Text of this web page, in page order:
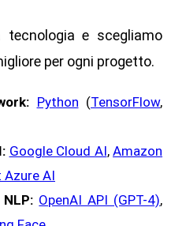
e scegliamo
per ogni progetto.
Python (TensorFlow,
Google Cloud AI, Amazon
AI
OpenAI API (GPT-4),